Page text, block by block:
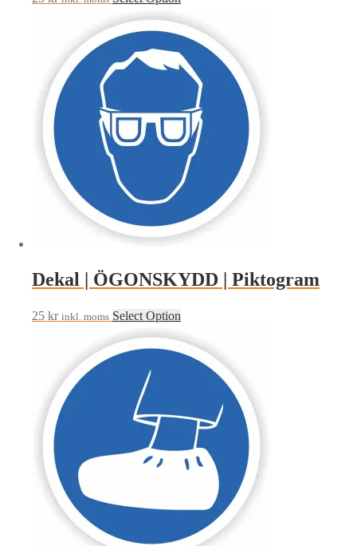
Dekal | ÖGONSKYDD | Piktogram
25 kr inkl. moms Select Option